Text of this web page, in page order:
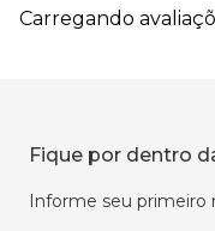
Carregando
Fique por dentro
Informe seu primeiro